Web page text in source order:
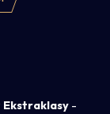
Ekstraklasy-